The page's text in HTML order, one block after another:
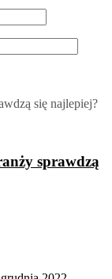
sprawdzą